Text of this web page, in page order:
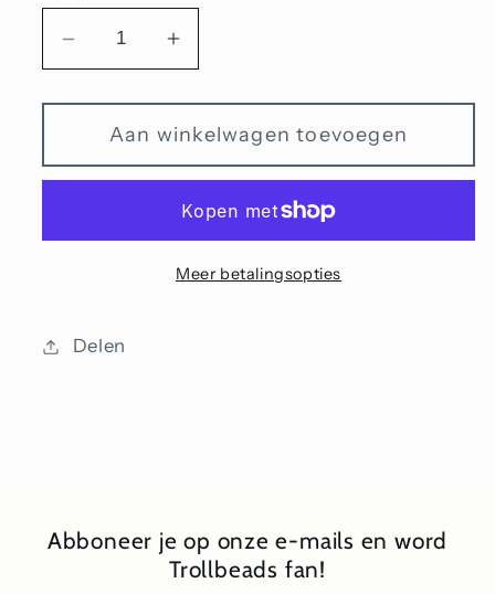
Aantal
voor
Lagen
van
Aantal
voor
Lagen
van
en
(Special
Aan winkelwagen toevoegen
Meer betalingsopties
Delen
Abboneer je op onze e-mails en word
Trollbeads fan!